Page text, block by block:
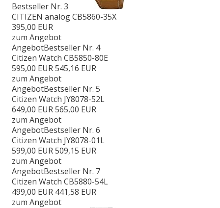
Bestseller Nr. 3
CITIZEN analog CB5860-35X
395,00 EUR
zum Angebot
AngebotBestseller Nr. 4
Citizen Watch CB5850-80E
595,00 EUR545,16 EUR
zum Angebot
AngebotBestseller Nr. 5
Citizen Watch JY8078-52L
649,00 EUR565,00 EUR
zum Angebot
AngebotBestseller Nr. 6
Citizen Watch JY8078-01L
599,00 EUR509,15 EUR
zum Angebot
AngebotBestseller Nr. 7
Citizen Watch CB5880-54L
499,00 EUR 441,58 EUR
zum Angebot